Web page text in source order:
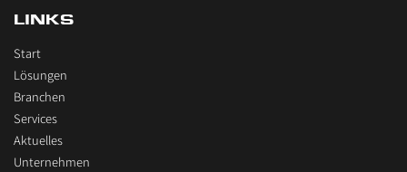
LINKS
Start
Lösungen
Branchen
Services
Aktuelles
Unternehmen